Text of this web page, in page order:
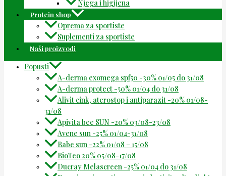
Njega i higijena
Protein shop
Oprema za sportiste
Suplementi za sportiste
Naši proizvodi
Popusti
A-derma exomega spf50 -30% 01/05 do 31/08
A-derma protect -50% 01/04 do 31/08
Alivit cink, aterostop i antiparazit -20% 01/08-
31/08
Apivita bee SUN -20% 03/08-23/08
Avene sun -25% 01/04-31/08
Babe sun -22% 01/08 – 15/08
BioTeo 20% 05/08-17/08
Ducray Melascreen -25% 01/04 do 31/08